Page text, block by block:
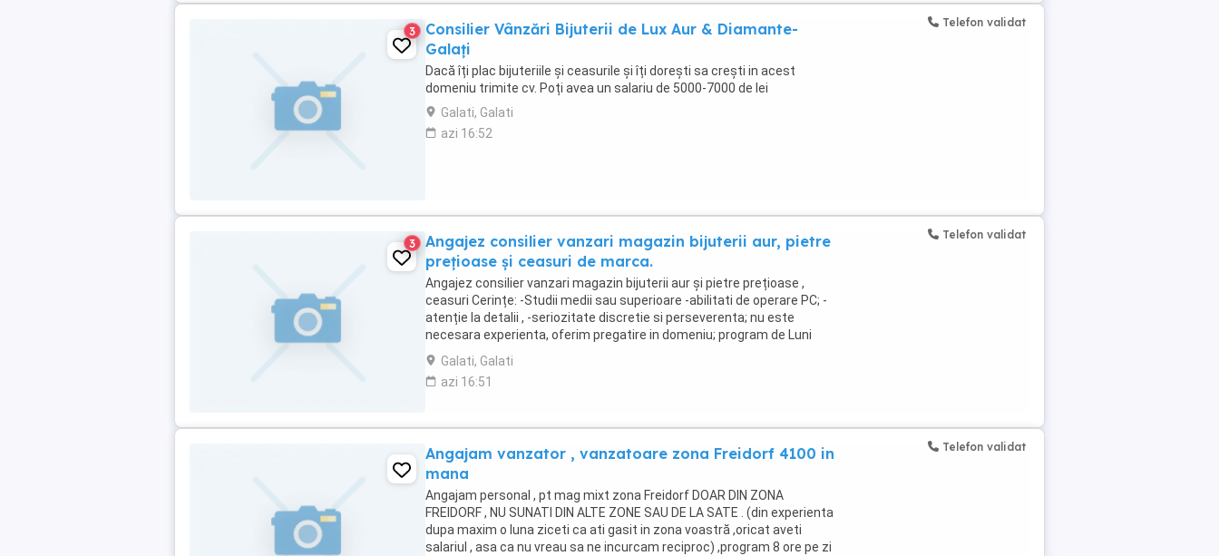
3
Consilier Vânzări Bijuterii de Lux Aur & Diamante-
Galați
Dacă îți plac bijuteriile și ceasurile și îți dorești sa crești in acest
domeniu trimite cv. Poți avea un salariu de 5000-7000 de lei
Galati, Galati
azi 16:52
Telefon validat
3
Angajez consilier vanzari magazin bijuterii aur, pietre
prețioase și ceasuri de marca.
Angajez consilier vanzari magazin bijuterii aur și pietre prețioase ,
ceasuri Cerințe: -Studii medii sau superioare -abilitati de operare PC; -
atenție la detalii , -seriozitate discretie si perseverenta; nu este
necesara experienta, oferim pregatire in domeniu; program de Luni
pana Vineri, ...
Galati, Galati
azi 16:51
Telefon validat
Angajam vanzator , vanzatoare zona Freidorf 4100 in
mana
Angajam personal , pt mag mixt zona Freidorf DOAR DIN ZONA
FREIDORF , NU SUNATI DIN ALTE ZONE SAU DE LA SATE . (din experienta
dupa maxim o luna ziceti ca ati gasit in zona voastră ,oricat aveti
salariul , asa ca nu vreau sa ne incurcam reciproc) ,program 8 ore pe zi
Telefon validat